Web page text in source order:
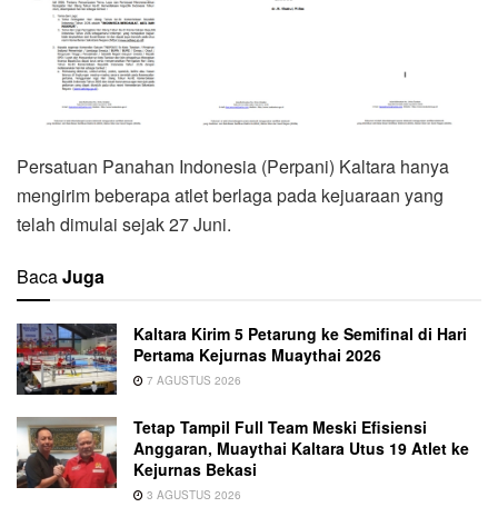
Persatuan Panahan Indonesia (Perpani) Kaltara hanya
mengirim beberapa atlet berlaga pada kejuaraan yang
telah dimulai sejak 27 Juni.
BacaJuga
Kaltara Kirim 5 Petarung ke Semifinal di Hari
Pertama Kejurnas Muaythai 2026
7 AGUSTUS 2026
Tetap Tampil Full Team Meski Efisiensi
Anggaran, Muaythai Kaltara Utus 19 Atlet ke
Kejurnas Bekasi
3 AGUSTUS 2026